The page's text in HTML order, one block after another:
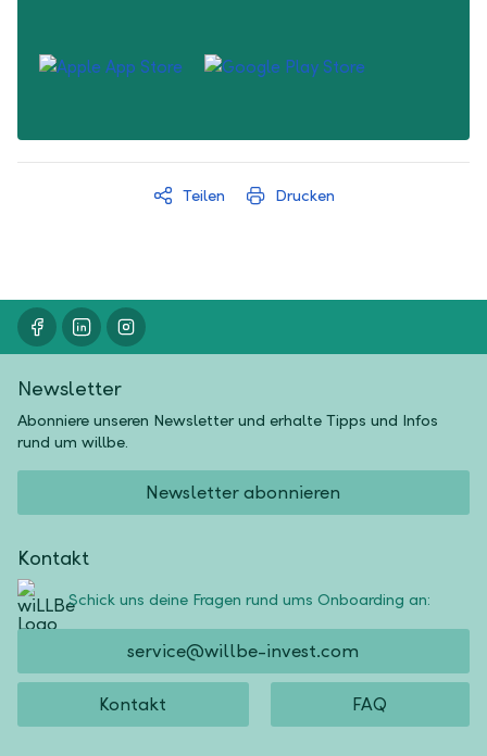
Teilen Drucken
Newsletter
Abonniere unseren Newsletter und erhalte Tipps und Infos
rund um willbe.
Newsletter abonnieren
Kontakt
Schick uns deine Fragen rund ums Onboarding an:
service@willbe-invest.com
Kontakt FAQ